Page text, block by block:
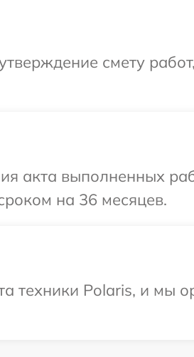
смету
акта выполненных
на 36 месяцев.
техники Polaris, и мы